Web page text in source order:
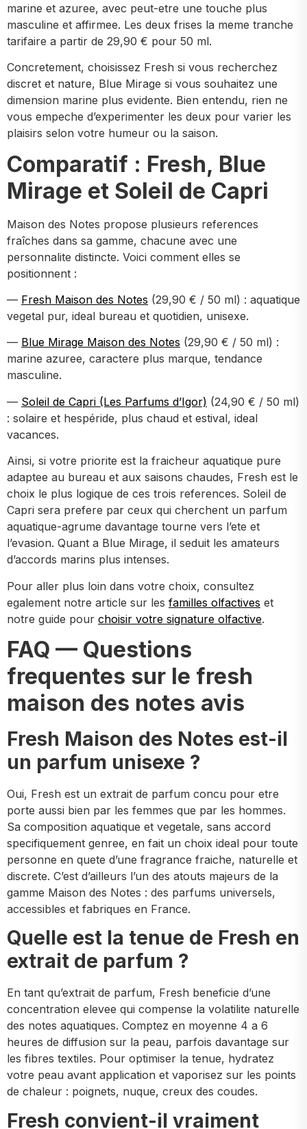
marine et azuree, avec peut-etre une touche plus
masculine et affirmee. Les deux frises la meme tranche
tarifaire a partir de 29,90 € pour 50 ml.
Concretement, choisissez Fresh si vous recherchez
discret et nature, Blue Mirage si vous souhaitez une
dimension marine plus evidente. Bien entendu, rien ne
vous empeche d’experimenter les deux pour varier les
plaisirs selon votre humeur ou la saison.
Comparatif : Fresh, Blue
Mirage et Soleil de Capri
Maison des Notes propose plusieurs references
fraîches dans sa gamme, chacune avec une
personnalite distincte. Voici comment elles se
positionnent :
— Fresh Maison des Notes (29,90 € / 50 ml) : aquatique
vegetal pur, ideal bureau et quotidien, unisexe.
— Blue Mirage Maison des Notes (29,90 € / 50 ml) :
marine azuree, caractere plus marque, tendance
masculine.
— Soleil de Capri (Les Parfums d’Igor) (24,90 € / 50 ml)
: solaire et hespéride, plus chaud et estival, ideal
vacances.
Ainsi, si votre priorite est la fraicheur aquatique pure
adaptee au bureau et aux saisons chaudes, Fresh est le
choix le plus logique de ces trois references. Soleil de
Capri sera prefere par ceux qui cherchent un parfum
aquatique-agrume davantage tourne vers l’ete et
l’evasion. Quant a Blue Mirage, il seduit les amateurs
d’accords marins plus intenses.
Pour aller plus loin dans votre choix, consultez
egalement notre article sur les familles olfactives et
notre guide pour choisir votre signature olfactive.
FAQ — Questions
frequentes sur le fresh
maison des notes avis
Fresh Maison des Notes est-il
un parfum unisexe ?
Oui, Fresh est un extrait de parfum concu pour etre
porte aussi bien par les femmes que par les hommes.
Sa composition aquatique et vegetale, sans accord
specifiquement genree, en fait un choix ideal pour toute
personne en quete d’une fragrance fraiche, naturelle et
discrete. C’est d’ailleurs l’un des atouts majeurs de la
gamme Maison des Notes : des parfums universels,
accessibles et fabriques en France.
Quelle est la tenue de Fresh en
extrait de parfum ?
En tant qu’extrait de parfum, Fresh beneficie d’une
concentration elevee qui compense la volatilite naturelle
des notes aquatiques. Comptez en moyenne 4 a 6
heures de diffusion sur la peau, parfois davantage sur
les fibres textiles. Pour optimiser la tenue, hydratez
votre peau avant application et vaporisez sur les points
de chaleur : poignets, nuque, creux des coudes.
Fresh convient-il vraiment